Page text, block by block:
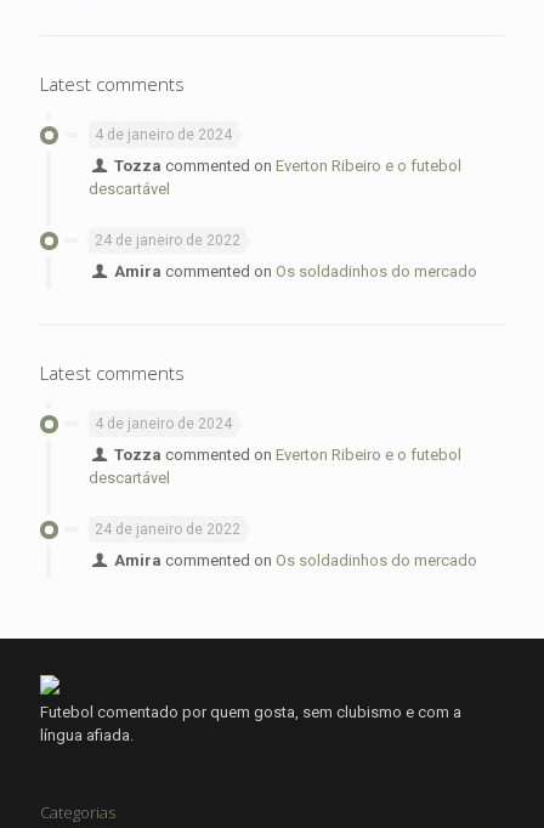
Latest comments
4 de janeiro de 2024
Tozza commented onEverton Ribeiro e o futebol
descartável
24 de janeiro de 2022
Amira commented onOs soldadinhos do mercado
Latest comments
4 de janeiro de 2024
Tozza commented onEverton Ribeiro e o futebol
descartável
24 de janeiro de 2022
Amira commented onOs soldadinhos do mercado
Futebol comentado por quem gosta, sem clubismo e com a
língua afiada.
Categorias